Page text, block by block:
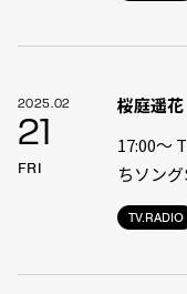
2025.02
21
FRI
TV.RADIO
桜庭遥花
17:00〜
ちソング